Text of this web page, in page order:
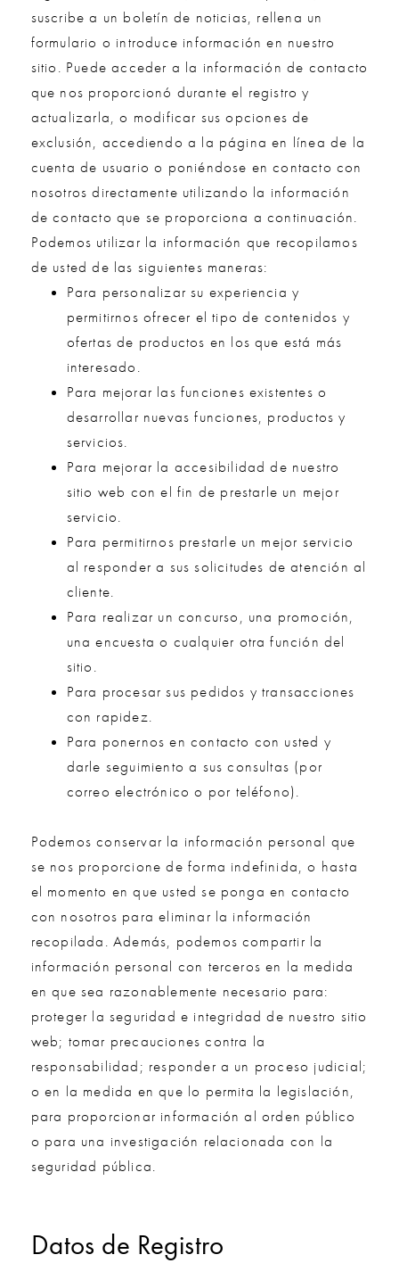
suscribe a un boletín de noticias, rellena un
formulario o introduce información en nuestro
sitio. Puede acceder a la información de contacto
que nos proporcionó durante el registro y
actualizarla, o modificar sus opciones de
exclusión, accediendo a la página en línea de la
cuenta de usuario o poniéndose en contacto con
nosotros directamente utilizando la información
de contacto que se proporciona a continuación.
Podemos utilizar la información que recopilamos
de usted de las siguientes maneras:
Para personalizar su experiencia y
permitirnos ofrecer el tipo de contenidos y
ofertas de productos en los que está más
interesado.
Para mejorar las funciones existentes o
desarrollar nuevas funciones, productos y
servicios.
Para mejorar la accesibilidad de nuestro
sitio web con el fin de prestarle un mejor
servicio.
Para permitirnos prestarle un mejor servicio
al responder a sus solicitudes de atención al
cliente.
Para realizar un concurso, una promoción,
una encuesta o cualquier otra función del
sitio.
Para procesar sus pedidos y transacciones
con rapidez.
Para ponernos en contacto con usted y
darle seguimiento a sus consultas (por
correo electrónico o por teléfono).
Podemos conservar la información personal que
se nos proporcione de forma indefinida, o hasta
el momento en que usted se ponga en contacto
con nosotros para eliminar la información
recopilada. Además, podemos compartir la
información personal con terceros en la medida
en que sea razonablemente necesario para:
proteger la seguridad e integridad de nuestro sitio
web; tomar precauciones contra la
responsabilidad; responder a un proceso judicial;
o en la medida en que lo permita la legislación,
para proporcionar información al orden público
o para una investigación relacionada con la
seguridad pública.
Datos de Registro